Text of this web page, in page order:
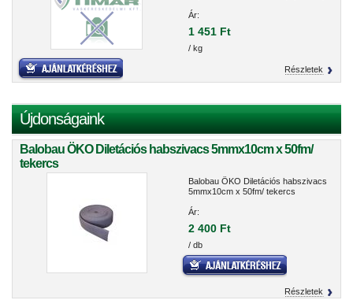
Ár:
1 451 Ft
/ kg
Részletek
Újdonságaink
Balobau ÖKO Diletációs habszivacs 5mmx10cm x 50fm/
tekercs
Balobau ÖKO Diletációs habszivacs
5mmx10cm x 50fm/ tekercs
Ár:
2 400 Ft
/ db
Részletek